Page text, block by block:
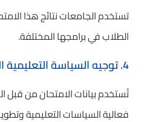
تستخدم الجامعات نتائج هذا
الطلاب في برامجها المختلفة.
4. توجيه السياسة التعليمية الوطنية
تُستخدم بيانات الامتحان من قبل
فعالية السياسات التعليمية